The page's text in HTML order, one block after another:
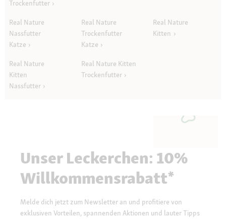
Trockenfutter
Real Nature
Nassfutter
Katze
Real Nature
Trockenfutter
Katze
Real Nature
Kitten
Real Nature
Kitten
Nassfutter
Real Nature Kitten
Trockenfutter
Unser Leckerchen: 10%
Willkommensrabatt*
Melde dich jetzt zum Newsletter an und profitiere von
exklusiven Vorteilen, spannenden Aktionen und lauter Tipps